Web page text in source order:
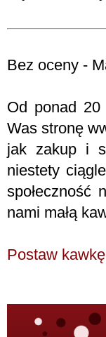
Bez oceny -
Od ponad 20
Was stronę
jak zakup i
niestety
społeczność
nami małą
Postaw